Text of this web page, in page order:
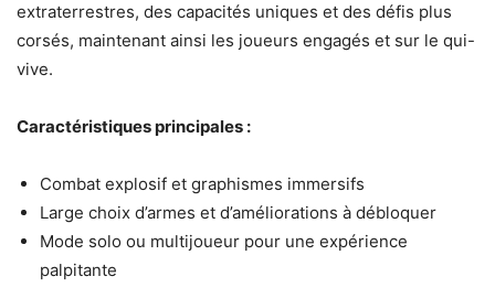
extraterrestres, des capacités uniques et des défis plus
corsés, maintenant ainsi les joueurs engagés et sur le qui-
vive.
Caractéristiques principales :
Combat explosif et graphismes immersifs
Large choix d’armes et d’améliorations à débloquer
Mode solo ou multijoueur pour une expérience
palpitante